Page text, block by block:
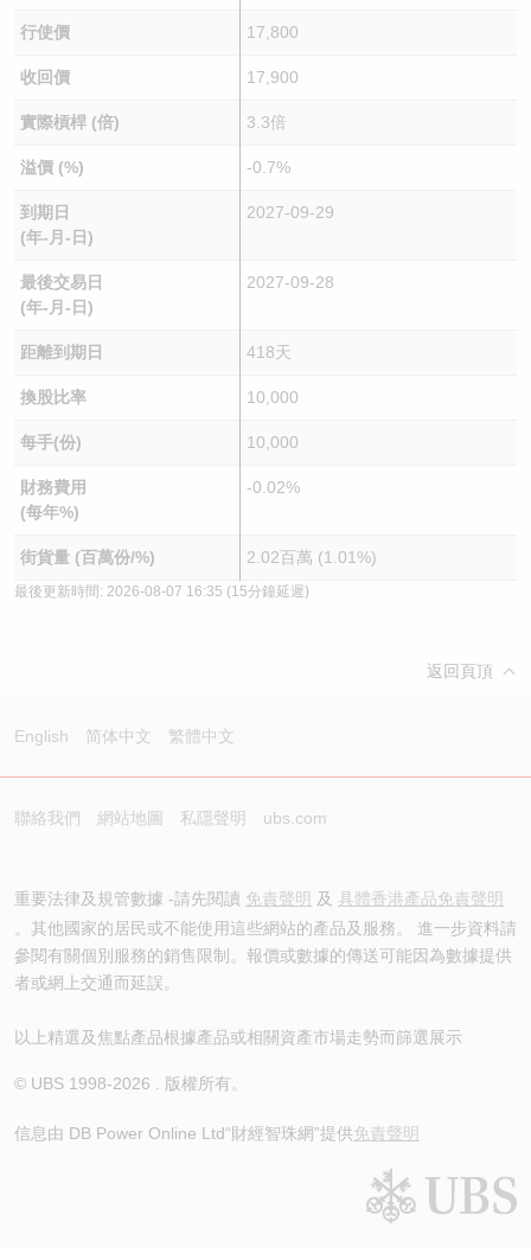
行使價 17,800
收回價 17,900
實際槓桿 (倍) 3.3倍
溢價 (%) -0.7%
到期日
(年-月-日)
2027-09-29
最後交易日
(年-月-日)
2027-09-28
距離到期日 418天
換股比率 10,000
每手(份) 10,000
財務費用
(每年%)
-0.02%
街貨量 (百萬份/%) 2.02百萬 (1.01%)
最後更新時間: 2026-08-07 16:35 (15分鐘延遲)
返回頁頂
English 简体中文 繁體中文
聯絡我們 網站地圖 私隱聲明 ubs.com
重要法律及規管數據 -請先閱讀 免責聲明 及 具體香港產品免責聲明
。其他國家的居民或不能使用這些網站的產品及服務。 進一步資料請
參閱有關個別服務的銷售限制。報價或數據的傳送可能因為數據提供
者或網上交通而延誤。
以上精選及焦點產品根據產品或相關資產市場走勢而篩選展示
© UBS 1998-2026 . 版權所有。
信息由 DB Power Online Ltd“財經智珠網”提供免責聲明